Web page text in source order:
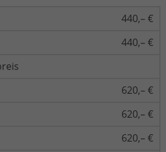
440,– €
440,– €
620,– €
620,– €
620,– €